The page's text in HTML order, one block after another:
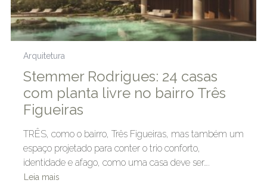
Arquitetura
Stemmer Rodrigues: 24 casas
com planta livre no bairro Três
Figueiras
TRÊS, como o bairro, Três Figueiras, mas também um
espaço projetado para conter o trio conforto,
identidade e afago, como uma casa deve ser….
Leia mais